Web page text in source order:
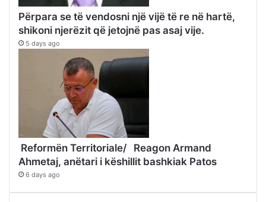
Përpara se të vendosni një vijë të re në hartë,
shikoni njerëzit që jetojnë pas asaj vije.
5 days ago
Reformën Territoriale/ Reagon Armand
Ahmetaj, anëtari i këshillit bashkiak Patos
6 days ago